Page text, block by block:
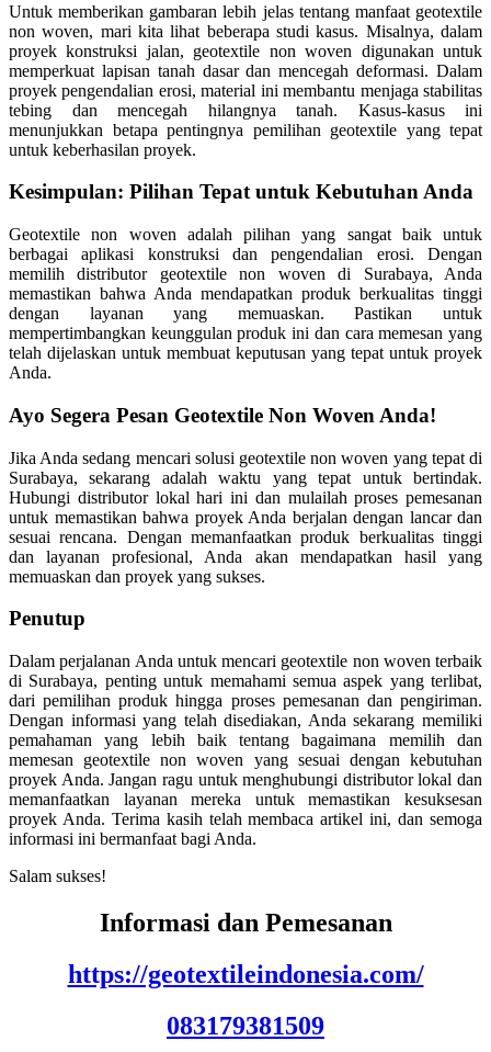
Untuk memberikan gambaran lebih jelas tentang manfaat geotextile
non woven, mari kita lihat beberapa studi kasus. Misalnya, dalam
proyek konstruksi jalan, geotextile non woven digunakan untuk
memperkuat lapisan tanah dasar dan mencegah deformasi. Dalam
proyek pengendalian erosi, material ini membantu menjaga stabilitas
tebing dan mencegah hilangnya tanah. Kasus-kasus ini
menunjukkan betapa pentingnya pemilihan geotextile yang tepat
untuk keberhasilan proyek.
Kesimpulan: Pilihan Tepat untuk Kebutuhan Anda
Geotextile non woven adalah pilihan yang sangat baik untuk
berbagai aplikasi konstruksi dan pengendalian erosi. Dengan
memilih distributor geotextile non woven di Surabaya, Anda
memastikan bahwa Anda mendapatkan produk berkualitas tinggi
dengan layanan yang memuaskan. Pastikan untuk
mempertimbangkan keunggulan produk ini dan cara memesan yang
telah dijelaskan untuk membuat keputusan yang tepat untuk proyek
Anda.
Ayo Segera Pesan Geotextile Non Woven Anda!
Jika Anda sedang mencari solusi geotextile non woven yang tepat di
Surabaya, sekarang adalah waktu yang tepat untuk bertindak.
Hubungi distributor lokal hari ini dan mulailah proses pemesanan
untuk memastikan bahwa proyek Anda berjalan dengan lancar dan
sesuai rencana. Dengan memanfaatkan produk berkualitas tinggi
dan layanan profesional, Anda akan mendapatkan hasil yang
memuaskan dan proyek yang sukses.
Penutup
Dalam perjalanan Anda untuk mencari geotextile non woven terbaik
di Surabaya, penting untuk memahami semua aspek yang terlibat,
dari pemilihan produk hingga proses pemesanan dan pengiriman.
Dengan informasi yang telah disediakan, Anda sekarang memiliki
pemahaman yang lebih baik tentang bagaimana memilih dan
memesan geotextile non woven yang sesuai dengan kebutuhan
proyek Anda. Jangan ragu untuk menghubungi distributor lokal dan
memanfaatkan layanan mereka untuk memastikan kesuksesan
proyek Anda. Terima kasih telah membaca artikel ini, dan semoga
informasi ini bermanfaat bagi Anda.
Salam sukses!
Informasi dan Pemesanan
https://geotextileindonesia.com/
083179381509